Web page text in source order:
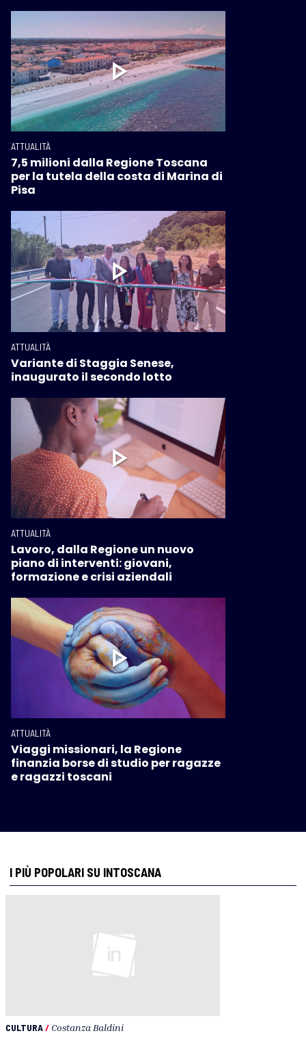
ATTUALITÀ
7,5 milioni dalla Regione Toscana
per la tutela della costa di Marina di
Pisa
ATTUALITÀ
Variante di Staggia Senese,
inaugurato il secondo lotto
ATTUALITÀ
Lavoro, dalla Regione un nuovo
piano di interventi: giovani,
formazione e crisi aziendali
ATTUALITÀ
Viaggi missionari, la Regione
finanzia borse di studio per ragazze
e ragazzi toscani
I PIÙ POPOLARI SU INTOSCANA
CULTURA/ Costanza Baldini